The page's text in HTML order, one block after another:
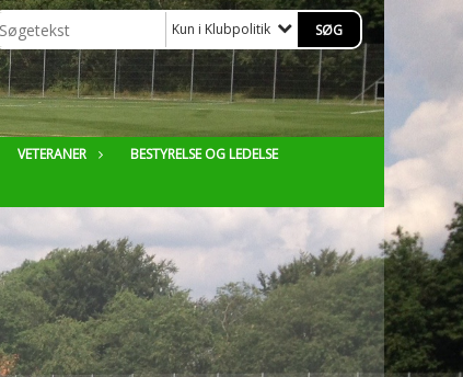
Kun i Klubpolitik
VETERANER
BESTYRELSE OG LEDELSE